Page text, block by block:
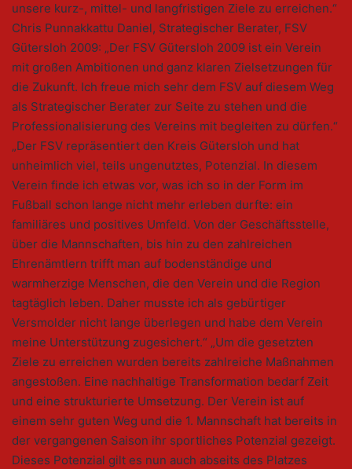
unsere kurz-, mittel- und langfristigen Ziele zu erreichen.“
Chris Punnakkattu Daniel, Strategischer Berater, FSV
Gütersloh 2009: „Der FSV Gütersloh 2009 ist ein Verein
mit großen Ambitionen und ganz klaren Zielsetzungen für
die Zukunft. Ich freue mich sehr dem FSV auf diesem Weg
als Strategischer Berater zur Seite zu stehen und die
Professionalisierung des Vereins mit begleiten zu dürfen.“
„Der FSV repräsentiert den Kreis Gütersloh und hat
unheimlich viel, teils ungenutztes, Potenzial. In diesem
Verein finde ich etwas vor, was ich so in der Form im
Fußball schon lange nicht mehr erleben durfte: ein
familiäres und positives Umfeld. Von der Geschäftsstelle,
über die Mannschaften, bis hin zu den zahlreichen
Ehrenämtlern trifft man auf bodenständige und
warmherzige Menschen, die den Verein und die Region
tagtäglich leben. Daher musste ich als gebürtiger
Versmolder nicht lange überlegen und habe dem Verein
meine Unterstützung zugesichert.“ „Um die gesetzten
Ziele zu erreichen wurden bereits zahlreiche Maßnahmen
angestoßen. Eine nachhaltige Transformation bedarf Zeit
und eine strukturierte Umsetzung. Der Verein ist auf
einem sehr guten Weg und die 1. Mannschaft hat bereits in
der vergangenen Saison ihr sportliches Potenzial gezeigt.
Dieses Potenzial gilt es nun auch abseits des Platzes